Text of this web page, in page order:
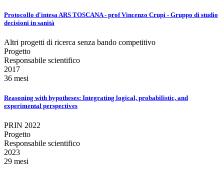
Protocollo d'intesa ARS TOSCANA - prof Vincenzo Crupi - Gruppo di studio
decisioni in sanità
Altri progetti di ricerca senza bando competitivo
Progetto
Responsabile scientifico
2017
36 mesi
Reasoning with hypotheses: Integrating logical, probabilistic, and
experimental perspectives
PRIN 2022
Progetto
Responsabile scientifico
2023
29 mesi